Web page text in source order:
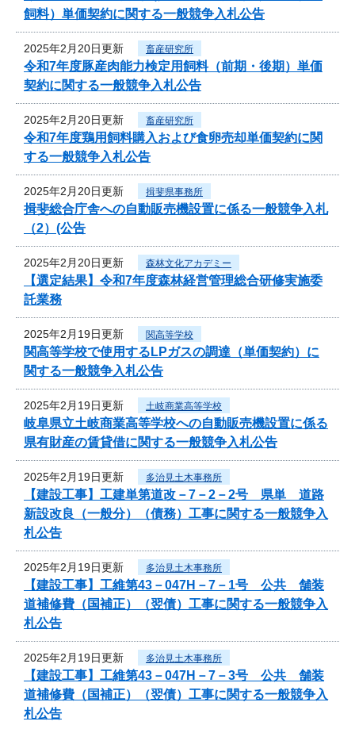
飼料）単価契約に関する一般競争入札公告
2025年2月20日更新 畜産研究所
令和7年度豚産肉能力検定用飼料（前期・後期）単価
契約に関する一般競争入札公告
2025年2月20日更新 畜産研究所
令和7年度鶏用飼料購入および食卵売却単価契約に関
する一般競争入札公告
2025年2月20日更新 揖斐県事務所
揖斐総合庁舎への自動販売機設置に係る一般競争入札
（2）(公告
2025年2月20日更新 森林文化アカデミー
【選定結果】令和7年度森林経営管理総合研修実施委
託業務
2025年2月19日更新 関高等学校
関高等学校で使用するLPガスの調達（単価契約）に
関する一般競争入札公告
2025年2月19日更新 土岐商業高等学校
岐阜県立土岐商業高等学校への自動販売機設置に係る
県有財産の賃貸借に関する一般競争入札公告
2025年2月19日更新 多治見土木事務所
【建設工事】工建単第道改－7－2－2号 県単 道路
新設改良（一般分）（債務）工事に関する一般競争入
札公告
2025年2月19日更新 多治見土木事務所
【建設工事】工維第43－047H－7－1号 公共 舗装
道補修費（国補正）（翌債）工事に関する一般競争入
札公告
2025年2月19日更新 多治見土木事務所
【建設工事】工維第43－047H－7－3号 公共 舗装
道補修費（国補正）（翌債）工事に関する一般競争入
札公告